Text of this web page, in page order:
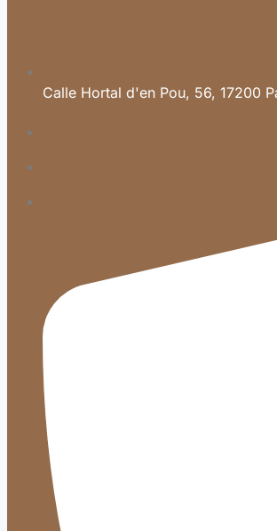
Calle Hortal d'en Pou, 56, 17200